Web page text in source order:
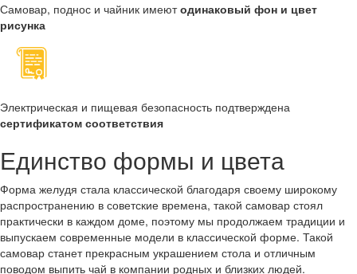
Самовар, поднос и чайник имеютодинаковый фон и цвет
рисунка
Электрическая и пищевая безопасность подтверждена
сертификатом соответствия
Единство формы и цвета
Форма желудя стала классической благодаря своему широкому
распространению в советские времена, такой самовар стоял
практически в каждом доме, поэтому мы продолжаем традиции и
выпускаем современные модели в классической форме. Такой
самовар станет прекрасным украшением стола и отличным
поводом выпить чай в компании родных и близких людей.